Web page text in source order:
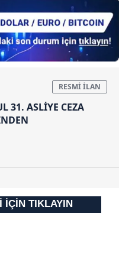
31. ASLİYE CEZA
İÇİN TIKLAYIN